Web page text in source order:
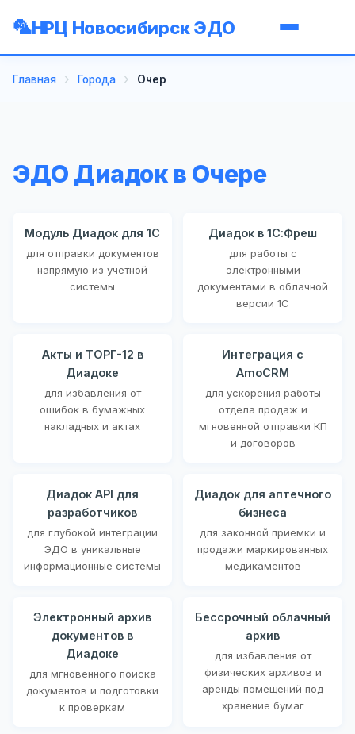
НРЦ Новосибирск ЭДО
Главная Города Очер
ЭДО Диадок в Очере
Модуль Диадок для 1С
для отправки документов
напрямую из учетной
системы
Диадок в 1С:Фреш
для работы с
электронными
документами в облачной
версии 1С
Акты и ТОРГ-12 в
Диадоке
для избавления от
ошибок в бумажных
накладных и актах
Интеграция с
AmoCRM
для ускорения работы
отдела продаж и
мгновенной отправки КП
и договоров
Диадок API для
разработчиков
для глубокой интеграции
ЭДО в уникальные
информационные системы
Диадок для аптечного
бизнеса
для законной приемки и
продажи маркированных
медикаментов
Электронный архив
документов в
Диадоке
для мгновенного поиска
документов и подготовки
к проверкам
Бессрочный облачный
архив
для избавления от
физических архивов и
аренды помещений под
хранение бумаг